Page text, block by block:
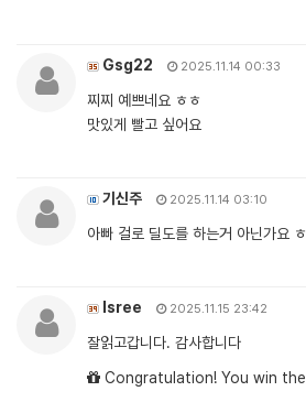
Gsg22 2025.11.14 00:33
찌찌 예쁘네요 ㅎㅎ
맛있게 빨고 싶어요
기신주 2025.11.14 03:10
아빠 걸로 딜도를 하는거 아닌가요 ㅎ
Isree 2025.11.15 23:42
잘읽고갑니다. 감사합니다
Congratulation! You win the